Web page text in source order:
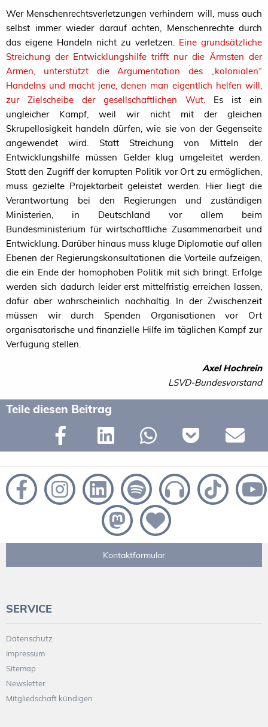
Wer Menschenrechtsverletzungen verhindern will, muss auch
selbst immer wieder darauf achten, Menschenrechte durch
das eigene Handeln nicht zu verletzen. Eine grundsätzliche
Streichung der Entwicklungshilfe trifft nur die Ärmsten der
Armen, unterstützt die Argumentation des „kolonialen“
Handelns und macht jene, denen man eigentlich helfen will,
zur Zielscheibe der gesellschaftlichen Wut. Es ist ein
ungleicher Kampf, weil wir nicht mit der gleichen
Skrupellosigkeit handeln dürfen, wie sie von der Gegenseite
angewendet wird. Statt Streichung von Mitteln der
Entwicklungshilfe müssen Gelder klug umgeleitet werden.
Statt den Zugriff der korrupten Politik vor Ort zu ermöglichen,
muss gezielte Projektarbeit geleistet werden. Hier liegt die
Verantwortung bei den Regierungen und zuständigen
Ministerien, in Deutschland vor allem beim
Bundesministerium für wirtschaftliche Zusammenarbeit und
Entwicklung. Darüber hinaus muss kluge Diplomatie auf allen
Ebenen der Regierungskonsultationen die Vorteile aufzeigen,
die ein Ende der homophoben Politik mit sich bringt. Erfolge
werden sich dadurch leider erst mittelfristig erreichen lassen,
dafür aber wahrscheinlich nachhaltig. In der Zwischenzeit
müssen wir durch Spenden Organisationen vor Ort
organisatorische und finanzielle Hilfe im täglichen Kampf zur
Verfügung stellen.
Axel Hochrein
LSVD-Bundesvorstand
Teile diesen Beitrag
Kontaktformular
SERVICE
Datenschutz
Impressum
Sitemap
Newsletter
Mitgliedschaft kündigen